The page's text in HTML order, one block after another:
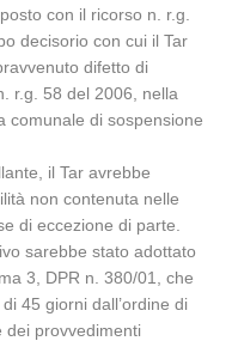
con il ricorso n. r.g.
decisorio con cui il Tar
difetto di
r.g. 58 del 2006, nella
comunale di sospensione
il Tar avrebbe
non contenuta nelle
di eccezione di parte.
sarebbe stato adottato
3, DPR n. 380/01, che
45 giorni dall’ordine di
dei provvedimenti